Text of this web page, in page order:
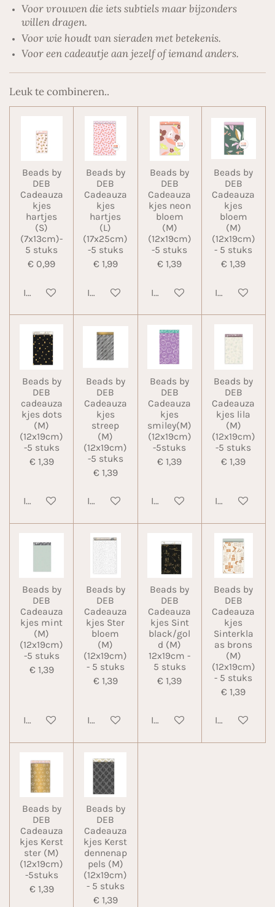
Voor vrouwen die iets subtiels maar bijzonders
willen dragen.
Voor wie houdt van sieraden met betekenis.
Voor een cadeautje aan jezelf of iemand anders.
Leuk te combineren..
Beads by
DEB
Cadeauza
kjes
hartjes
(S)
(7x13cm)-
5 stuks
€ 0,99
In winkelwagen
Beads by
DEB
Cadeauza
kjes
hartjes
(L)
(17x25cm)
-5 stuks
€ 1,99
In winkelwagen
Beads by
DEB
Cadeauza
kjes neon
bloem
(M)
(12x19cm)
-5 stuks
€ 1,39
In winkelwagen
Beads by
DEB
Cadeauza
kjes
bloem
(M)
(12x19cm)
- 5 stuks
€ 1,39
In
Beads by
DEB
cadeauza
kjes dots
(M)
(12x19cm)
-5 stuks
€ 1,39
In winkelwagen
Beads by
DEB
Cadeauza
kjes
streep
(M)
(12x19cm)
-5 stuks
€ 1,39
In winkelwagen
Beads by
DEB
Cadeauza
kjes
smiley(M)
(12x19cm)
-5stuks
€ 1,39
In winkelwagen
Beads by
DEB
Cadeauza
kjes lila
(M)
(12x19cm)
-5 stuks
€ 1,39
In
Beads by
DEB
Cadeauza
kjes mint
(M)
(12x19cm)
-5 stuks
€ 1,39
In winkelwagen
Beads by
DEB
Cadeauza
kjes Ster
bloem
(M)
(12x19cm)
- 5 stuks
€ 1,39
In winkelwagen
Beads by
DEB
Cadeauza
kjes Sint
black/gol
d (M)
12x19cm -
5 stuks
€ 1,39
In winkelwagen
Beads by
DEB
Cadeauza
kjes
Sinterkla
as brons
(M)
(12x19cm)
- 5 stuks
€ 1,39
In
Beads by
DEB
Cadeauza
kjes Kerst
ster (M)
(12x19cm)
-5stuks
€ 1,39
Beads by
DEB
Cadeauza
kjes Kerst
dennenap
pels (M)
(12x19cm)
- 5 stuks
€ 1,39